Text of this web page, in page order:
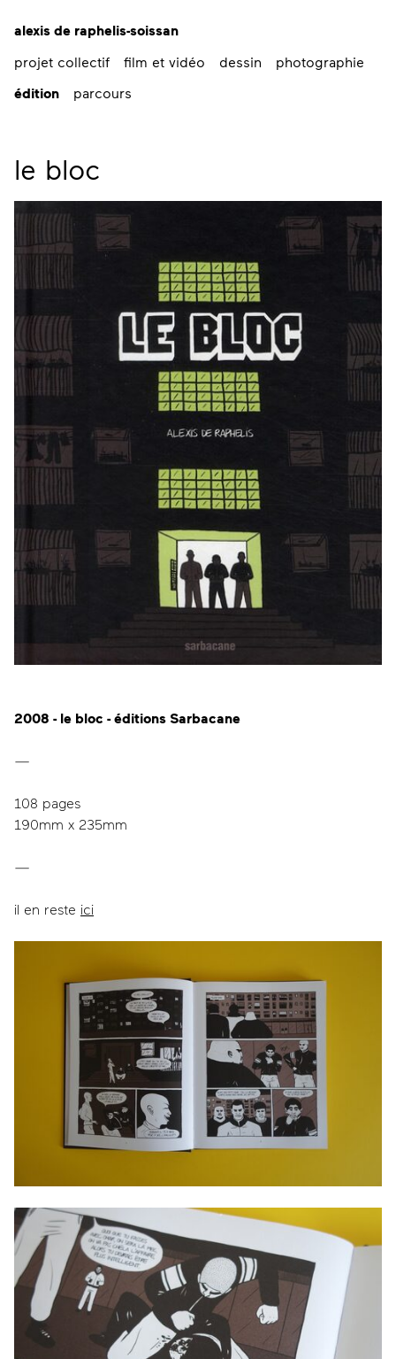
alexis de raphelis-soissan
projet collectif film et vidéo dessin photographie
édition parcours
le bloc
2008 - le bloc - éditions Sarbacane
—
108 pages
190mm x 235mm
—
il en reste ici